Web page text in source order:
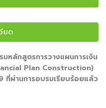
ยด
หลักสูตรการวางแผนการเงิน
Plan Construction)
ที่ผ่านการอบรมเรียบร้อยแล้ว